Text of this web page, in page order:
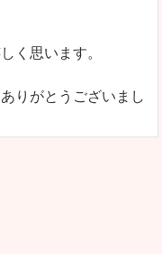
く思います。
りがとうございまし